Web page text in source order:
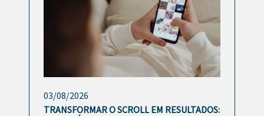
03/08/2026
TRANSFORMAR O SCROLL EM RESULTADOS: